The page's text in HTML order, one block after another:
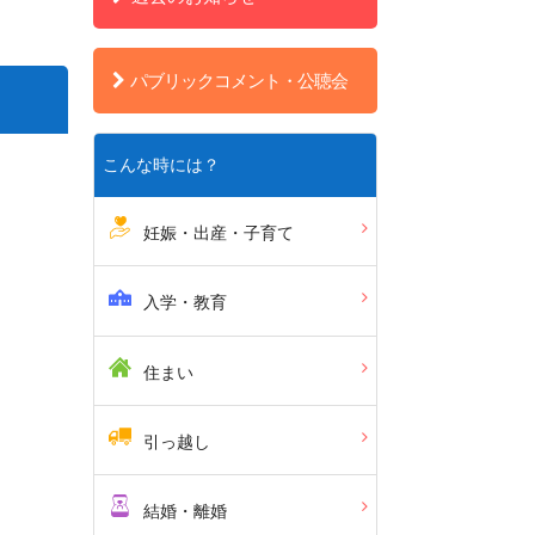
パブリックコメント・公聴会
こんな時には？
妊娠・出産・子育て
入学・教育
住まい
引っ越し
結婚・離婚